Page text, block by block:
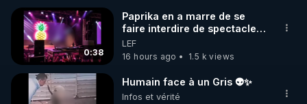
Toutes les vidéos Youtube sont aussi sur la
http://rgnr.li/odysee
🌱 LES STAGES EN PRÉSENTIEL
0:38
Paprika en a marre de se
faire interdire de spectacle.
Elle décide donc de devenir
DJ !
LEF
16 hours ago
1.5 k views
Humain face à un Gris 👽✨
Infos et vérité